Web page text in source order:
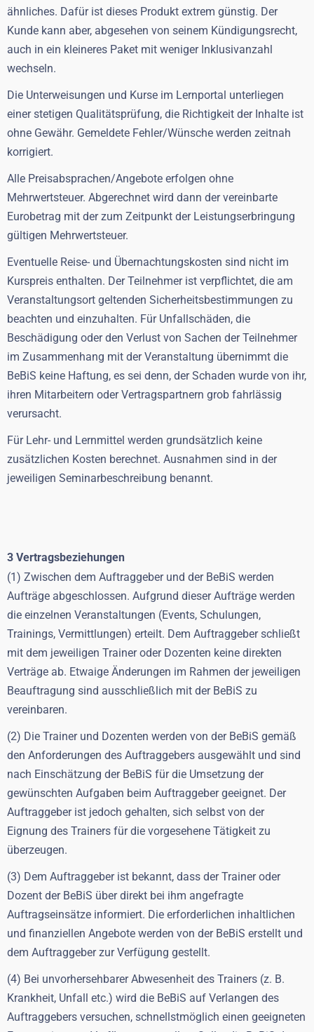
ähnliches. Dafür ist dieses Produkt extrem günstig. Der
Kunde kann aber, abgesehen von seinem Kündigungsrecht,
auch in ein kleineres Paket mit weniger Inklusivanzahl
wechseln.
Die Unterweisungen und Kurse im Lernportal unterliegen
einer stetigen Qualitätsprüfung, die Richtigkeit der Inhalte ist
ohne Gewähr. Gemeldete Fehler/Wünsche werden zeitnah
korrigiert.
Alle Preisabsprachen/Angebote erfolgen ohne
Mehrwertsteuer. Abgerechnet wird dann der vereinbarte
Eurobetrag mit der zum Zeitpunkt der Leistungserbringung
gültigen Mehrwertsteuer.
Eventuelle Reise- und Übernachtungskosten sind nicht im
Kurspreis enthalten. Der Teilnehmer ist verpflichtet, die am
Veranstaltungsort geltenden Sicherheitsbestimmungen zu
beachten und einzuhalten. Für Unfallschäden, die
Beschädigung oder den Verlust von Sachen der Teilnehmer
im Zusammenhang mit der Veranstaltung übernimmt die
BeBiS keine Haftung, es sei denn, der Schaden wurde von ihr,
ihren Mitarbeitern oder Vertragspartnern grob fahrlässig
verursacht.
Für Lehr- und Lernmittel werden grundsätzlich keine
zusätzlichen Kosten berechnet. Ausnahmen sind in der
jeweiligen Seminarbeschreibung benannt.
3 Vertragsbeziehungen
(1) Zwischen dem Auftraggeber und der BeBiS werden
Aufträge abgeschlossen. Aufgrund dieser Aufträge werden
die einzelnen Veranstaltungen (Events, Schulungen,
Trainings, Vermittlungen) erteilt. Dem Auftraggeber schließt
mit dem jeweiligen Trainer oder Dozenten keine direkten
Verträge ab. Etwaige Änderungen im Rahmen der jeweiligen
Beauftragung sind ausschließlich mit der BeBiS zu
vereinbaren.
(2) Die Trainer und Dozenten werden von der BeBiS gemäß
den Anforderungen des Auftraggebers ausgewählt und sind
nach Einschätzung der BeBiS für die Umsetzung der
gewünschten Aufgaben beim Auftraggeber geeignet. Der
Auftraggeber ist jedoch gehalten, sich selbst von der
Eignung des Trainers für die vorgesehene Tätigkeit zu
überzeugen.
(3) Dem Auftraggeber ist bekannt, dass der Trainer oder
Dozent der BeBiS über direkt bei ihm angefragte
Auftragseinsätze informiert. Die erforderlichen inhaltlichen
und finanziellen Angebote werden von der BeBiS erstellt und
dem Auftraggeber zur Verfügung gestellt.
(4) Bei unvorhersehbarer Abwesenheit des Trainers (z. B.
Krankheit, Unfall etc.) wird die BeBiS auf Verlangen des
Auftraggebers versuchen, schnellstmöglich einen geeigneten